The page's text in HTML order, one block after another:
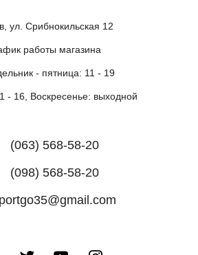
ул. Срибнокильская 12
работы магазина
- пятница: 11 - 19
- 16, Воскресенье: выходной
(063) 568-58-20
(098) 568-58-20